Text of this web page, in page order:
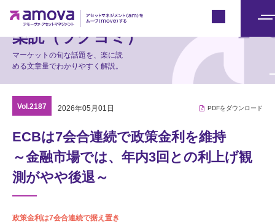
楽読（ラクヨミ）
マーケットの旬な話題を、楽に読
める文章量でわかりやすく解説。
Vol.2187 2026年05月01日 PDFをダウンロード
ECBは7会合連続で政策金利を維持
～金融市場では、年内3回との利上げ観
測がやや後退～
政策金利は7会合連続で据え置き